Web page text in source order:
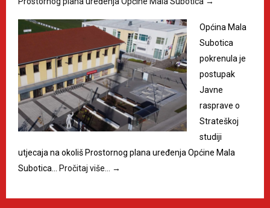
Općina Mala
Subotica
pokrenula je
postupak
Javne
rasprave o
Strateškoj
studiji
utjecaja na okoliš Prostornog plana uređenja Općine Mala
Subotica…
Pročitaj više… →